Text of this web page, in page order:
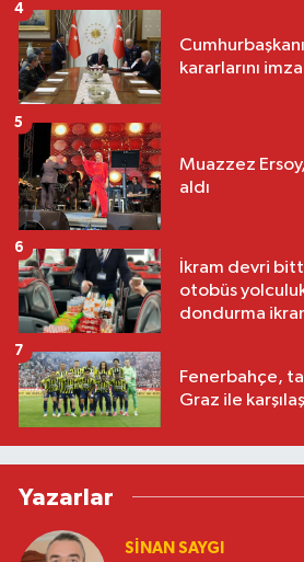
kararlarını
4
Muazzez
aldı
5
İkram devri
otobüs
dondurma
6
Fenerbahçe,
Graz ile
7
Yazarlar
SINAN SAYGI